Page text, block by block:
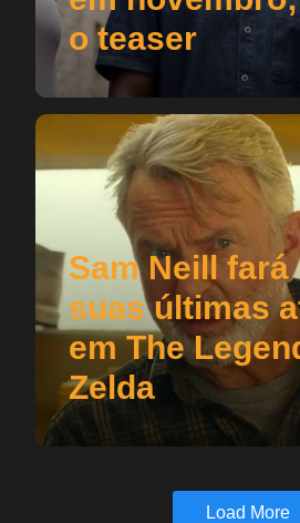
o teaser
Sam Neill fará
suas últimas
em The
Zelda
Load More